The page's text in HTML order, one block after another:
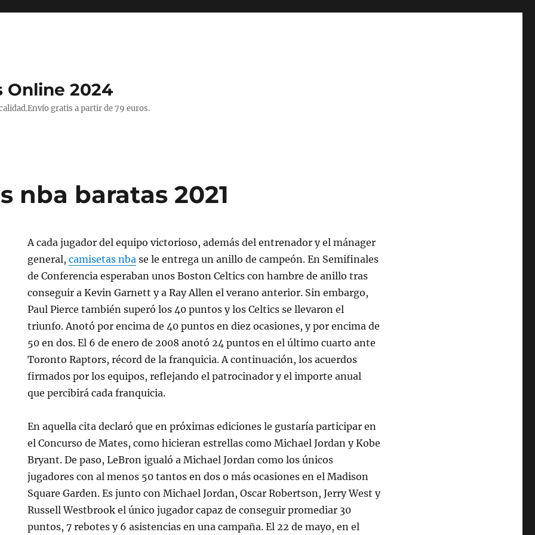
Online 2024
gratis a partir de 79 euros.
nba baratas 2021
A cada jugador del equipo victorioso, además del entrenador y el mánager
general,camisetas nba se le entrega un anillo de campeón. En Semifinales
de Conferencia esperaban unos Boston Celtics con hambre de anillo tras
conseguir a Kevin Garnett y a Ray Allen el verano anterior. Sin embargo,
Paul Pierce también superó los 40 puntos y los Celtics se llevaron el
triunfo. Anotó por encima de 40 puntos en diez ocasiones, y por encima de
50 en dos. El 6 de enero de 2008 anotó 24 puntos en el último cuarto ante
Toronto Raptors, récord de la franquicia. A continuación, los acuerdos
firmados por los equipos, reflejando el patrocinador y el importe anual
que percibirá cada franquicia.
En aquella cita declaró que en próximas ediciones le gustaría participar en
el Concurso de Mates, como hicieran estrellas como Michael Jordan y Kobe
Bryant. De paso, LeBron igualó a Michael Jordan como los únicos
jugadores con al menos 50 tantos en dos o más ocasiones en el Madison
Square Garden. Es junto con Michael Jordan, Oscar Robertson, Jerry West y
Russell Westbrook el único jugador capaz de conseguir promediar 30
puntos, 7 rebotes y 6 asistencias en una campaña. El 22 de mayo, en el